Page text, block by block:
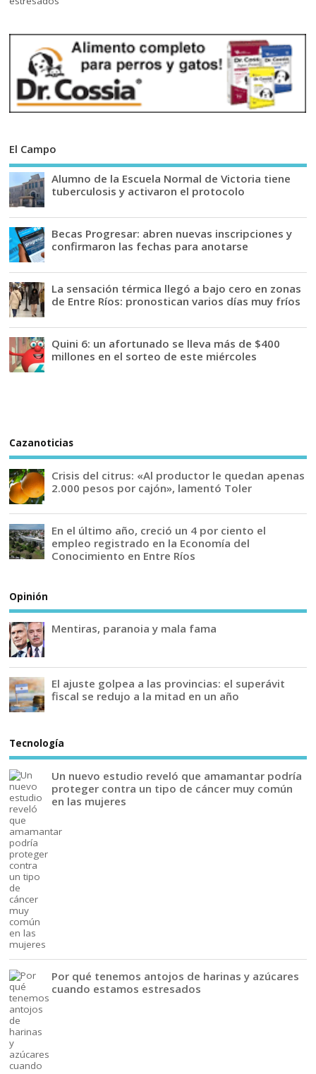
El Campo
Alumno de la Escuela Normal de Victoria tiene
tuberculosis y activaron el protocolo
Becas Progresar: abren nuevas inscripciones y
confirmaron las fechas para anotarse
La sensación térmica llegó a bajo cero en zonas
de Entre Ríos: pronostican varios días muy fríos
Quini 6: un afortunado se lleva más de $400
millones en el sorteo de este miércoles
Cazanoticias
Crisis del citrus: «Al productor le quedan apenas
2.000 pesos por cajón», lamentó Toler
En el último año, creció un 4 por ciento el
empleo registrado en la Economía del
Conocimiento en Entre Ríos
Opinión
Mentiras, paranoia y mala fama
El ajuste golpea a las provincias: el superávit
fiscal se redujo a la mitad en un año
Tecnología
Un nuevo estudio reveló que amamantar podría
proteger contra un tipo de cáncer muy común
en las mujeres
Por qué tenemos antojos de harinas y azúcares
cuando estamos estresados